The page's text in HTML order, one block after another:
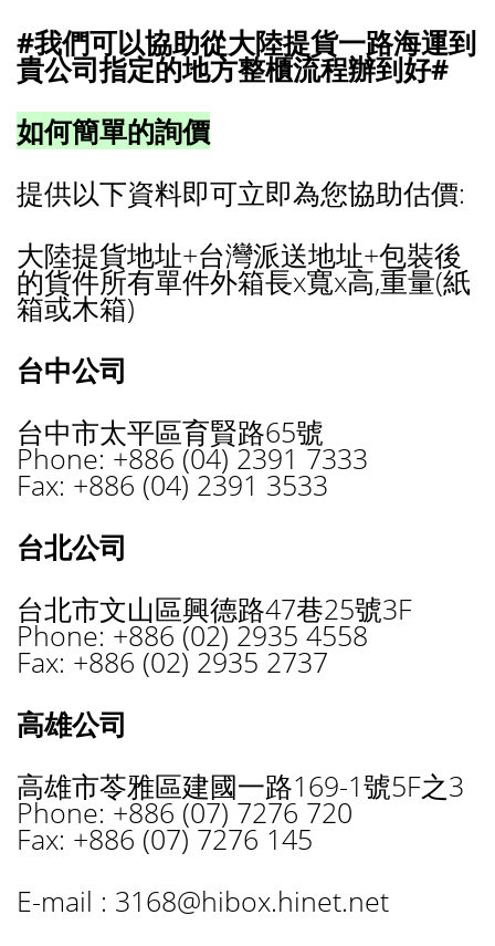
#我們可以協助從大陸提貨一路海運到
貴公司指定的地方整櫃流程辦到好#
如何簡單的詢價
提供以下資料即可立即為您協助估價:
大陸提貨地址+台灣派送地址+包裝後
的貨件所有單件外箱長x寬x高,重量(紙
箱或木箱)
台中公司
台中市太平區育賢路65號
Phone: +886 (04) 2391 7333
Fax: +886 (04) 2391 3533
台北公司
台北市文山區興德路47巷25號3F
Phone: +886 (02) 2935 4558
Fax: +886 (02) 2935 2737
高雄公司
高雄市苓雅區建國一路169-1號5F之3
Phone: +886 (07) 7276 720
Fax: +886 (07) 7276 145
E-mail : 3168@hibox.hinet.net